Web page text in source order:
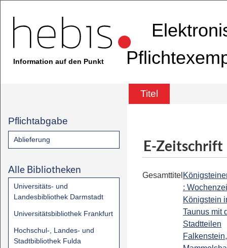
Information auf den Punkt
Titel
Pflichtabgabe
Ablieferung
Alle Bibliotheken
Universitäts- und
Landesbibliothek Darmstadt
Universitätsbibliothek Frankfurt
Hochschul-, Landes- und
Stadtbibliothek Fulda
E-Zeitschrift
Gesamttitel
:
Königstein
Taunus mit
Stadtteilen
Falkenstein,